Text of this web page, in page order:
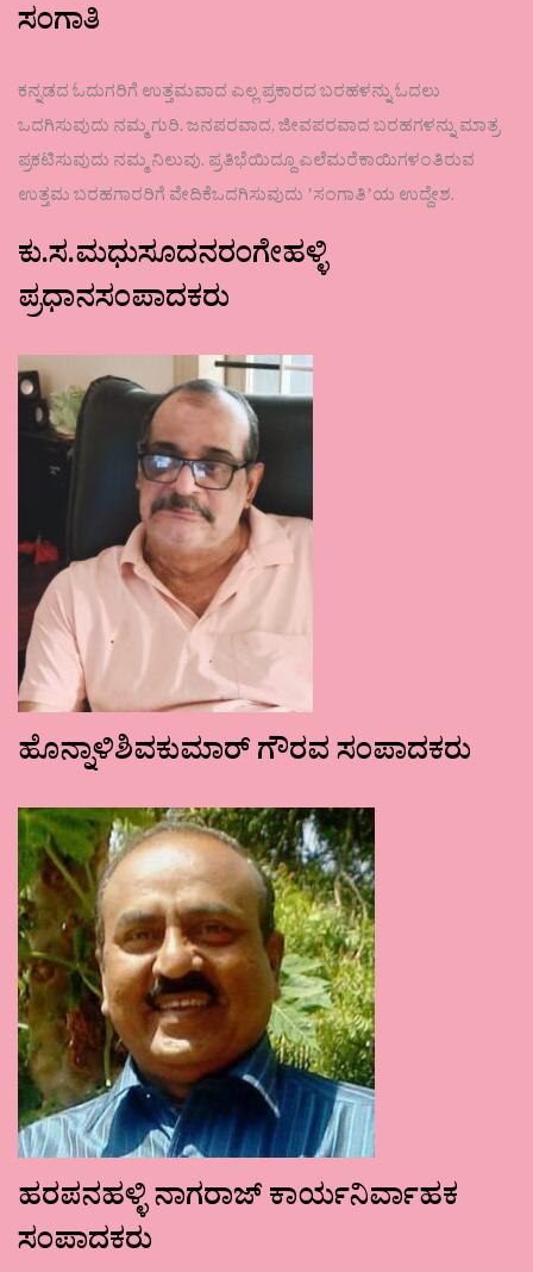
ಸಂಗಾತಿ
ಕನ್ನಡದ ಓದುಗರಿಗೆ ಉತ್ತಮವಾದ ಎಲ್ಲ ಪ್ರಕಾರದ ಬರಹಳನ್ನು ಓದಲು
ಒದಗಿಸುವುದು ನಮ್ಮ ಗುರಿ. ಜನಪರವಾದ, ಜೀವಪರವಾದ ಬರಹಗಳನ್ನು ಮಾತ್ರ
ಪ್ರಕಟಿಸುವುದು ನಮ್ಮ ನಿಲುವು. ಪ್ರತಿಭೆಯಿದ್ದೂ ಎಲೆಮರೆಕಾಯಿಗಳಂತಿರುವ
ಉತ್ತಮ ಬರಹಗಾರರಿಗೆ ವೇದಿಕೆಒದಗಿಸುವುದು ʼಸಂಗಾತಿʼಯ ಉದ್ದೇಶ.
ಕು.ಸ.ಮಧುಸೂದನರಂಗೇಹಳ್ಳಿ
ಪ್ರಧಾನಸಂಪಾದಕರು
ಹೊನ್ನಾಳಿಶಿವಕುಮಾರ್ ಗೌರವ ಸಂಪಾದಕರು
ಹರಪನಹಳ್ಳಿ ನಾಗರಾಜ್ ಕಾರ್ಯನಿರ್ವಾಹಕ
ಸಂಪಾದಕರು